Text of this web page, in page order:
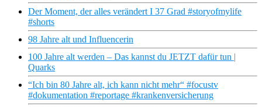
Der Moment, der alles verändert I 37 Grad #storyofmylife
#shorts
98 Jahre alt und Influencerin
100 Jahre alt werden – Das kannst du JETZT dafür tun |
Quarks
“Ich bin 80 Jahre alt, ich kann nicht mehr“ #focustv
#dokumentation #reportage #krankenversicherung